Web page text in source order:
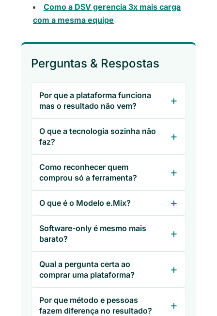
Como a DSV gerencia 3x mais carga
com a mesma equipe
Perguntas & Respostas
Por que a plataforma funciona
mas o resultado não vem?
O que a tecnologia sozinha não
faz?
Como reconhecer quem
comprou só a ferramenta?
O que é o Modelo e.Mix?
Software-only é mesmo mais
barato?
Qual a pergunta certa ao
comprar uma plataforma?
Por que método e pessoas
fazem diferença no resultado?